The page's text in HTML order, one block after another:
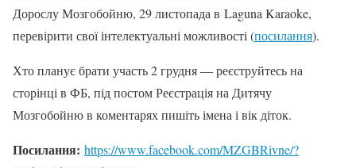
Дорослу Мозгобойню, 29 листопада в Laguna Karaoke,
перевірити свої інтелектуальні можливості (посилання).
Хто планує брати участь 2 грудня — реєструйтесь на
сторінці в ФБ, під постом Реєстрація на Дитячу
Мозгобойню в коментарях пишіть імена і вік діток.
Посилання: https://www.facebook.com/MZGBRivne/?